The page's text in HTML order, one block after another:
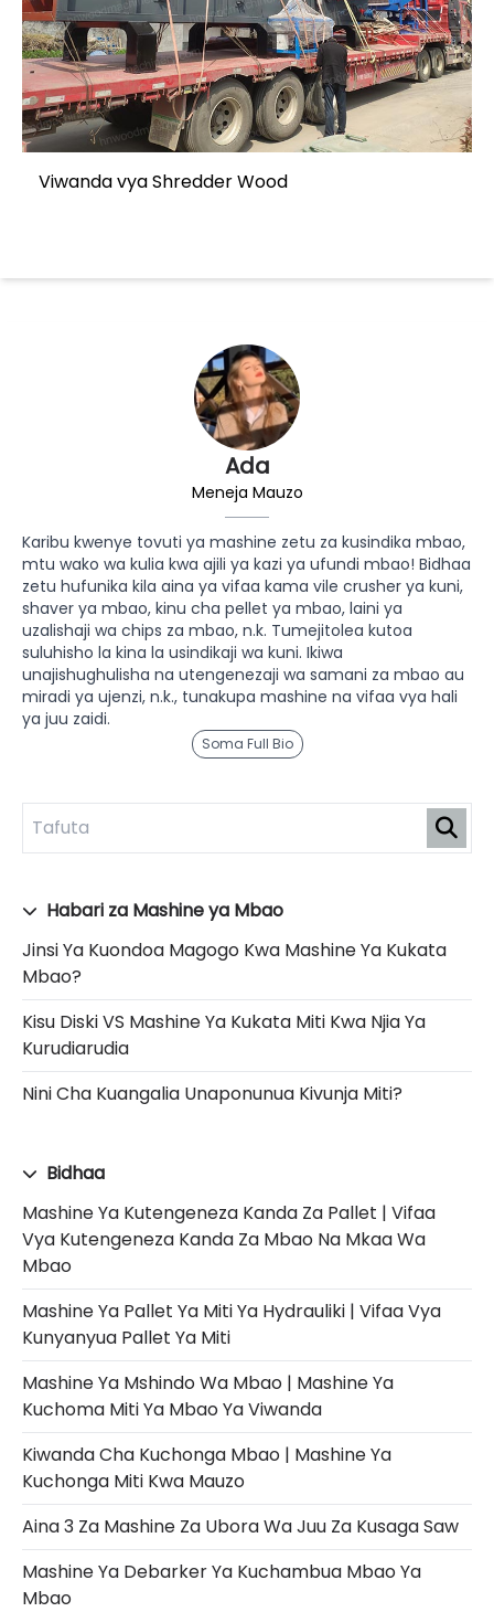
Ada
Meneja Mauzo
Karibu kwenye tovuti ya mashine zetu za kusindika mbao,
mtu wako wa kulia kwa ajili ya kazi ya ufundi mbao! Bidhaa
zetu hufunika kila aina ya vifaa kama vile crusher ya kuni,
shaver ya mbao, kinu cha pellet ya mbao, laini ya
uzalishaji wa chips za mbao, n.k. Tumejitolea kutoa
suluhisho la kina la usindikaji wa kuni. Ikiwa
unajishughulisha na utengenezaji wa samani za mbao au
miradi ya ujenzi, n.k., tunakupa mashine na vifaa vya hali
ya juu zaidi.
Soma Full Bio
Habari za Mashine ya Mbao
Jinsi Ya Kuondoa Magogo Kwa Mashine Ya Kukata
Mbao?
Kisu Diski VS Mashine Ya Kukata Miti Kwa Njia Ya
Kurudiarudia
Nini Cha Kuangalia Unaponunua Kivunja Miti?
Bidhaa
Mashine Ya Kutengeneza Kanda Za Pallet | Vifaa
Vya Kutengeneza Kanda Za Mbao Na Mkaa Wa
Mbao
Mashine Ya Pallet Ya Miti Ya Hydrauliki | Vifaa Vya
Kunyanyua Pallet Ya Miti
Mashine Ya Mshindo Wa Mbao | Mashine Ya
Kuchoma Miti Ya Mbao Ya Viwanda
Kiwanda Cha Kuchonga Mbao | Mashine Ya
Kuchonga Miti Kwa Mauzo
Aina 3 Za Mashine Za Ubora Wa Juu Za Kusaga Saw
Mashine Ya Debarker Ya Kuchambua Mbao Ya
Mbao
Viwanda vya Shredder Wood